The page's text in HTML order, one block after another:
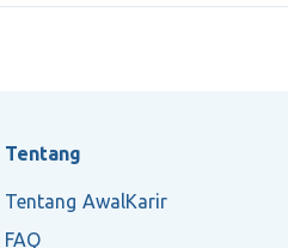
Tentang
Tentang AwalKarir
FAQ